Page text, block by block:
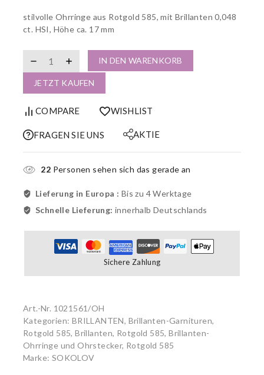
stilvolle Ohrringe aus Rotgold 585, mit Brillanten 0,048
ct. HSI, Höhe ca. 17 mm
IN DEN WARENKORB
JETZT KAUFEN
COMPARE WISHLIST
FRAGEN SIE UNS AKTIE
22 Personen sehen sich das gerade an
Lieferung in Europa : Bis zu 4 Werktage
Schnelle Lieferung: innerhalb Deutschlands
Sichere Zahlung
Art.-Nr. 1021561/OH
Kategorien: BRILLANTEN, Brillanten-Garnituren,
Rotgold 585,Brillanten, Rotgold 585,Brillanten-
Ohrringe und Ohrstecker, Rotgold 585
Marke: SOKOLOV